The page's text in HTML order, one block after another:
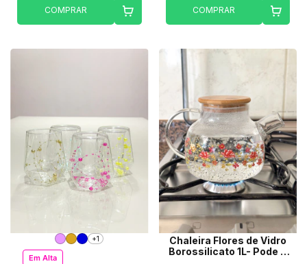
COMPRAR COMPRAR
+1
Em Alta
Chaleira Flores de Vidro
Borossilicato 1L- Pode ir